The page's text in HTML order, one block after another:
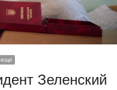
Зеленский